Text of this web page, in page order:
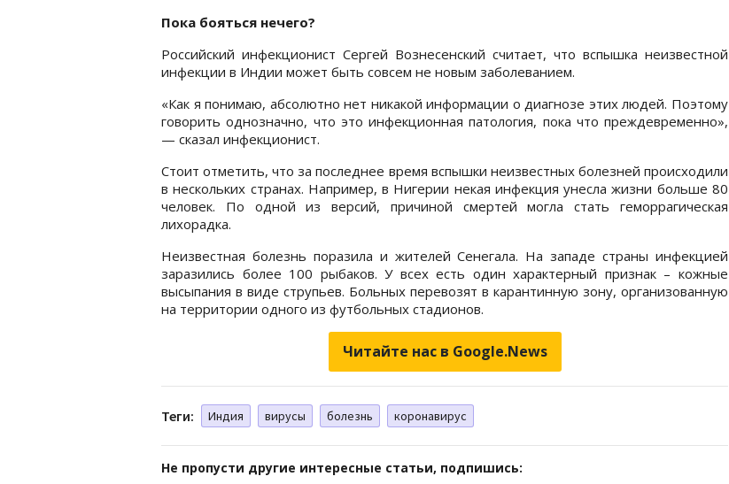
Пока бояться нечего?
Российский инфекционист Сергей Вознесенский считает, что вспышка неизвестной
инфекции в Индии может быть совсем не новым заболеванием.
«Как я понимаю, абсолютно нет никакой информации о диагнозе этих людей. Поэтому
говорить однозначно, что это инфекционная патология, пока что преждевременно»,
— сказал инфекционист.
Стоит отметить, что за последнее время вспышки неизвестных болезней происходили
в нескольких странах. Например, в Нигерии некая инфекция унесла жизни больше 80
человек. По одной из версий, причиной смертей могла стать геморрагическая
лихорадка.
Неизвестная болезнь поразила и жителей Сенегала. На западе страны инфекцией
заразились более 100 рыбаков. У всех есть один характерный признак – кожные
высыпания в виде струпьев. Больных перевозят в карантинную зону, организованную
на территории одного из футбольных стадионов.
Читайте нас в Google.News
Теги: Индия вирусы болезнь коронавирус
Не пропусти другие интересные статьи, подпишись: